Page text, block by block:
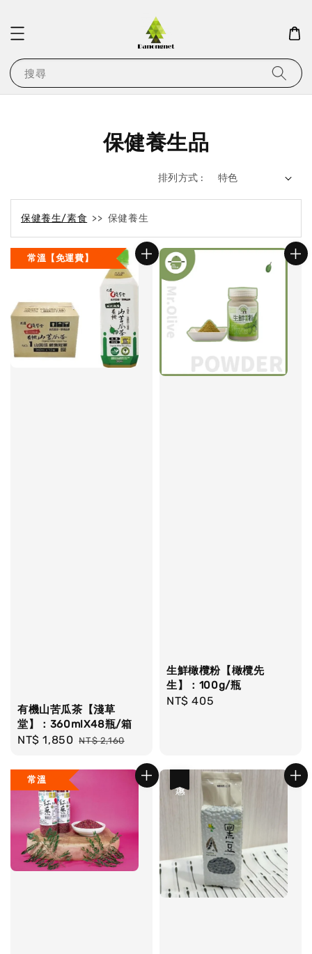
搜尋
保健養生品
排列方式 :
保健養生/素食 >> 保健養生
常溫【免運費】
有機山苦瓜茶【淺草
堂】：360mlX48瓶/箱
Sale
NT$ 1,850 Regular
NT$ 2,160
生鮮橄欖粉【橄欖先
生】：100g/瓶
Regular
NT$ 405
常溫